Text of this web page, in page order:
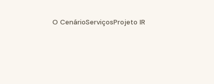
O CenárioServiçosProjeto IR